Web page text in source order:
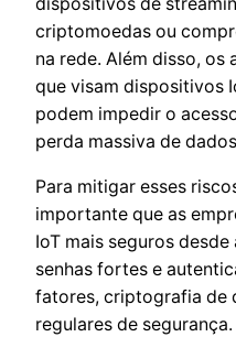
criptomoedas ou
na rede. Além disso, os
que visam dispositivos
podem impedir o
perda massiva de
Para mitigar esses
importante que as
IoT mais seguros
senhas fortes e
fatores, criptografia de
regulares de